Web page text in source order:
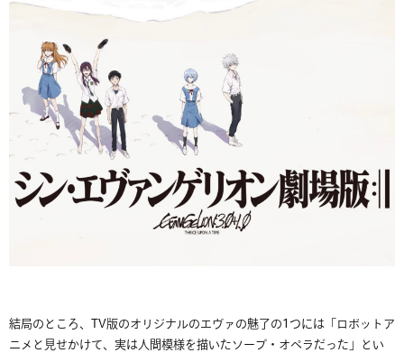
結局のところ、TV版のオリジナルのエヴァの魅了の1つには「ロボットア
ニメと見せかけて、実は人間模様を描いたソープ・オペラだった」とい